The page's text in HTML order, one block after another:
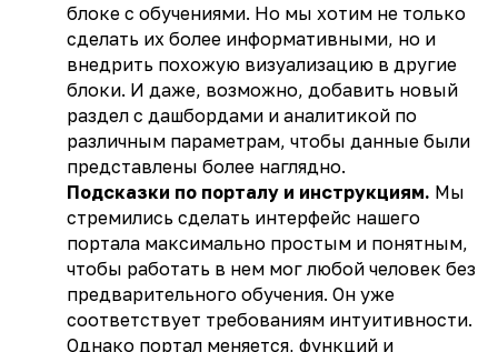
блоке с обучениями. Но мы хотим не только
сделать их более информативными, но и
внедрить похожую визуализацию в другие
блоки. И даже, возможно, добавить новый
раздел с дашбордами и аналитикой по
различным параметрам, чтобы данные были
представлены более наглядно.
Подсказки по порталу и инструкциям. Мы
стремились сделать интерфейс нашего
портала максимально простым и понятным,
чтобы работать в нем мог любой человек без
предварительного обучения. Он уже
соответствует требованиям интуитивности.
Однако портал меняется, функций и